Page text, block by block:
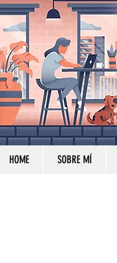
HOME SOBRE MÍ